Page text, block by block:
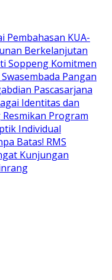
Pembahasan KUA-
Berkelanjutan
Soppeng Komitmen
Pangan
Pascasarjana
Identitas dan
Program
Individual
Batas! RMS
Kunjungan